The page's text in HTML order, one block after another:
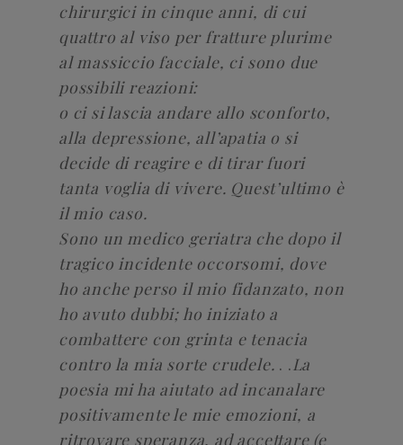
chirurgici in cinque anni, di cui
quattro al viso per fratture plurime
al massiccio facciale, ci sono due
possibili reazioni:
o ci si lascia andare allo sconforto,
alla depressione, all’apatia o si
decide di reagire e di tirar fuori
tanta voglia di vivere. Quest’ultimo è
il mio caso.
Sono un medico geriatra che dopo il
tragico incidente occorsomi, dove
ho anche perso il mio fidanzato, non
ho avuto dubbi; ho iniziato a
combattere con grinta e tenacia
contro la mia sorte crudele. . .La
poesia mi ha aiutato ad incanalare
positivamente le mie emozioni, a
ritrovare speranza, ad accettare (e